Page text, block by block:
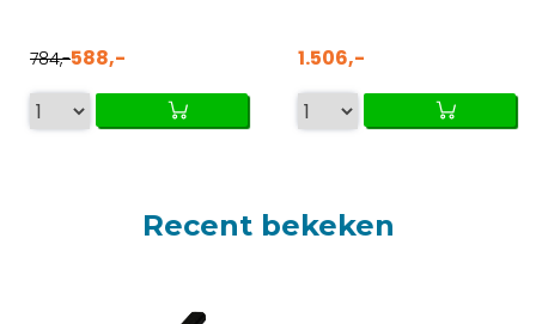
784,-588,- 1.506,-
Recent bekeken